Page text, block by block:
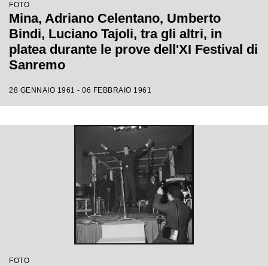
FOTO
Mina, Adriano Celentano, Umberto
Bindi, Luciano Tajoli, tra gli altri, in
platea durante le prove dell'XI Festival di
Sanremo
28 GENNAIO 1961 - 06 FEBBRAIO 1961
FOTO